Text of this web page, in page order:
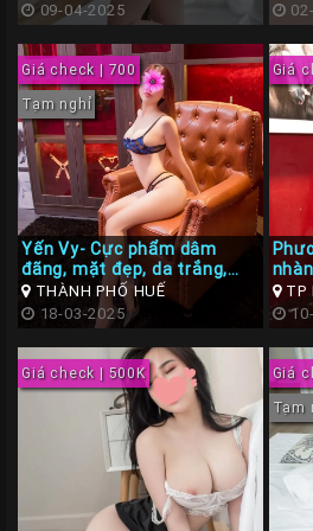
09-04-2025
Giá check | 700
Tạm nghỉ
Yến Vy- Cực phẩm dâm
đãng, mặt đẹp, da trắng,
bím hồng cực khít
THÀNH PHỐ HUẾ
18-03-2025
Giá
TP
Giá check | 500K
Giá
Tạm